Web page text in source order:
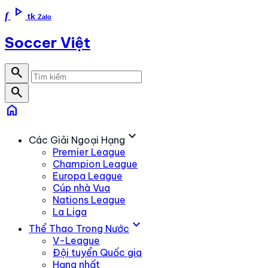
f play_arrow tk Zalo
Soccer Việt
search
search
home
Các Giải Ngoại Hạng expand_more
Premier League
Champion League
Europa League
Cúp nhà Vua
Nations League
La Liga
Thể Thao Trong Nước expand_more
V-League
Đội tuyển Quốc gia
Hạng nhất